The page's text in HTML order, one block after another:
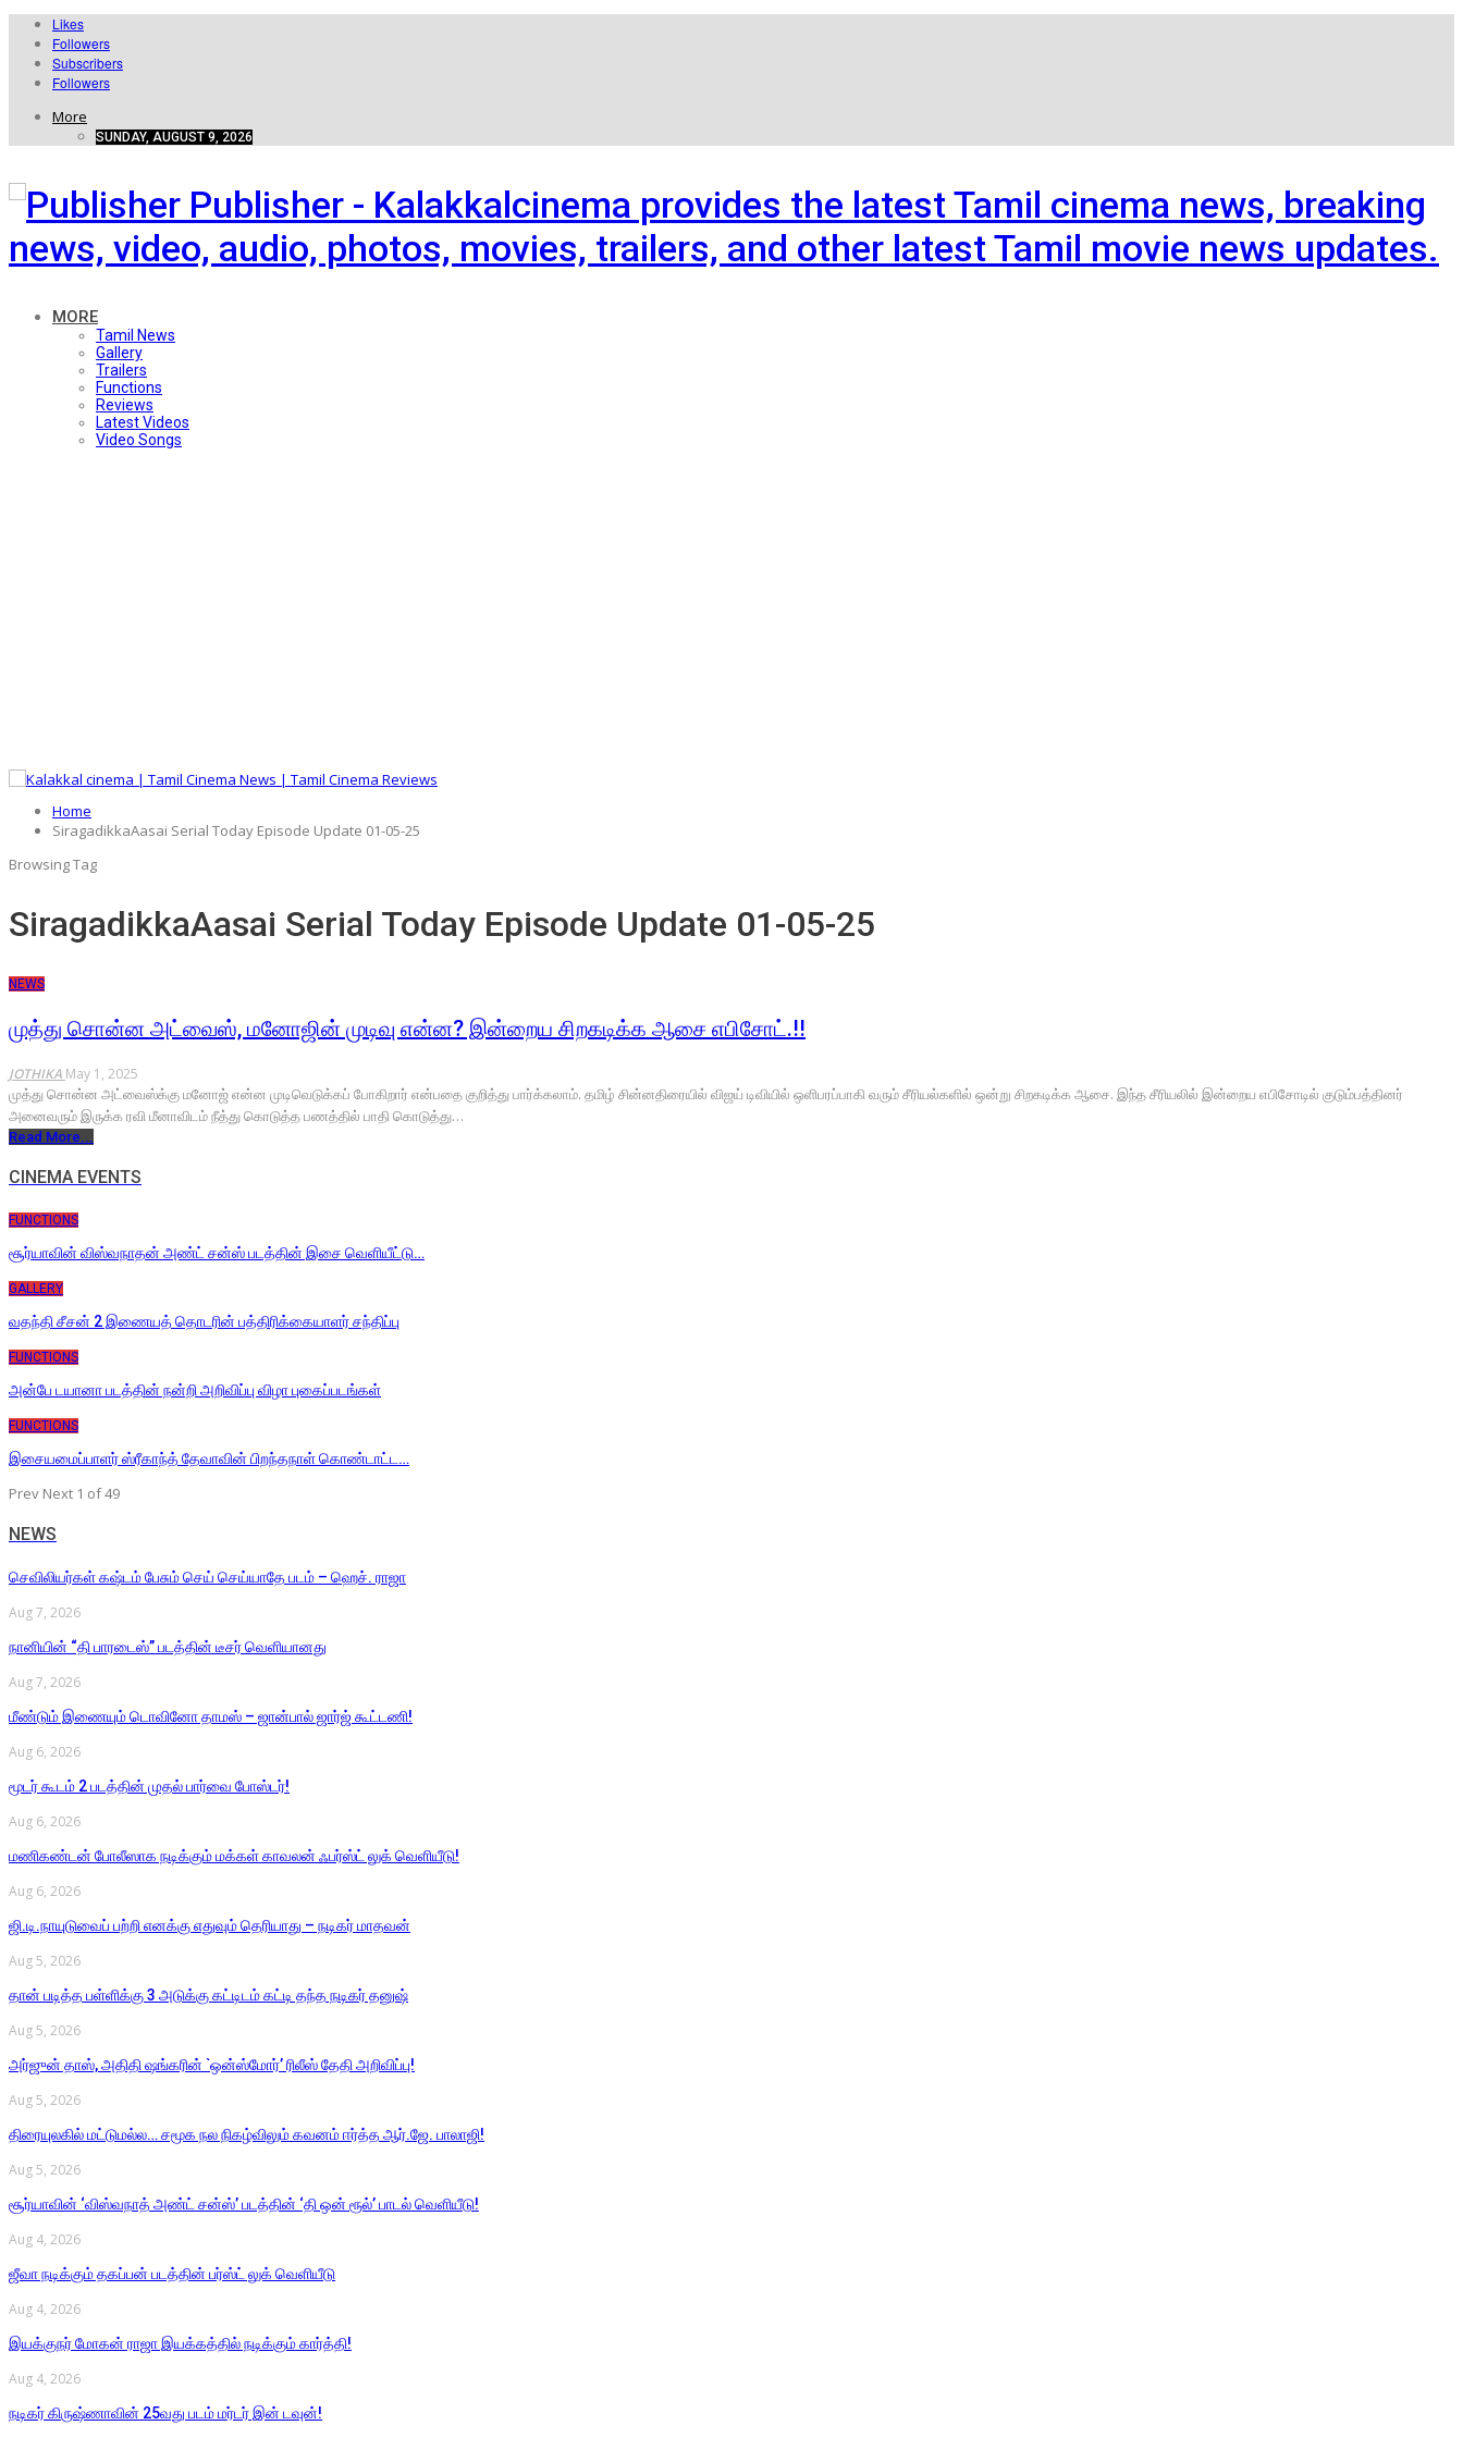
Likes
Followers
Subscribers
Followers
More
SUNDAY, AUGUST 9, 2026
Publisher - Kalakkalcinema provides the latest Tamil cinema news, breaking
news, video, audio, photos, movies, trailers, and other latest Tamil movie news updates.
MORE
Tamil News
Gallery
Trailers
Functions
Reviews
Latest Videos
Video Songs
Home
SiragadikkaAasai Serial Today Episode Update 01-05-25
Browsing Tag
SiragadikkaAasai Serial Today Episode Update 01-05-25
NEWS
முத்து சொன்ன அட்வைஸ், மனோஜின் முடிவு என்ன? இன்றைய சிறகடிக்க ஆசை எபிசோட்.!!
JOTHIKA May 1, 2025
முத்து சொன்ன அட்வைஸ்க்கு மனோஜ் என்ன முடிவெடுக்கப் போகிறார் என்பதை குறித்து பார்க்கலாம். தமிழ் சின்னதிரையில் விஜய் டிவியில் ஒளிபரப்பாகி வரும் சீரியல்களில் ஒன்று சிறகடிக்க ஆசை. இந்த சீரியலில் இன்றைய எபிசோடில் குடும்பத்தினர்
அனைவரும் இருக்க ரவி மீனாவிடம் நீத்து கொடுத்த பணத்தில் பாதி கொடுத்து…
Read More...
CINEMA EVENTS
FUNCTIONS
சூர்யாவின் விஸ்வநாதன் அண்ட் சன்ஸ் படத்தின் இசை வெளியீட்டு…
GALLERY
வதந்தி சீசன் 2 இணையத் தொடரின் பத்திரிக்கையாளர் சந்திப்பு
FUNCTIONS
அன்பே டயானா படத்தின் நன்றி அறிவிப்பு விழா புகைப்படங்கள்
FUNCTIONS
இசையமைப்பாளர் ஸ்ரீகாந்த் தேவாவின் பிறந்தநாள் கொண்டாட்ட…
Prev Next 1 of 49
NEWS
செவிலியர்கள் கஷ்டம் பேசும் செய் செய்யாதே படம் – ஹெச். ராஜா
Aug 7, 2026
நானியின் “தி பாரடைஸ்” படத்தின் டீசர் வெளியானது
Aug 7, 2026
மீண்டும் இணையும் டொவினோ தாமஸ் – ஜான்பால் ஜார்ஜ் கூட்டணி!
Aug 6, 2026
மூடர் கூடம் 2 படத்தின் முதல் பார்வை போஸ்டர்!
Aug 6, 2026
மணிகண்டன் போலீஸாக நடிக்கும் மக்கள் காவலன் ஃபர்ஸ்ட் லுக் வெளியீடு!
Aug 6, 2026
ஜி.டி.நாயுடுவைப் பற்றி எனக்கு எதுவும் தெரியாது – நடிகர் மாதவன்
Aug 5, 2026
தான் படித்த பள்ளிக்கு 3 அடுக்கு கட்டிடம் கட்டி தந்த நடிகர் தனுஷ்
Aug 5, 2026
அர்ஜுன் தாஸ், அதிதி ஷங்கரின் `ஒன்ஸ்மோர்’ ரிலீஸ் தேதி அறிவிப்பு!
Aug 5, 2026
திரையுலகில் மட்டுமல்ல… சமூக நல நிகழ்விலும் கவனம் ஈர்த்த ஆர்.ஜே. பாலாஜி!
Aug 5, 2026
சூர்யாவின் ‘விஸ்வநாத் அண்ட் சன்ஸ்’ படத்தின் ‘தி ஒன் ரூல்’ பாடல் வெளியீடு!
Aug 4, 2026
ஜீவா நடிக்கும் தகப்பன் படத்தின் பர்ஸ்ட் லுக் வெளியீடு
Aug 4, 2026
இயக்குநர் மோகன் ராஜா இயக்கத்தில் நடிக்கும் கார்த்தி!
Aug 4, 2026
நடிகர் கிருஷ்ணாவின் 25வது படம் மர்டர் இன் டவுன்!